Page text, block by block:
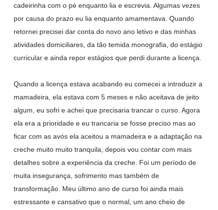
cadeirinha com o pé enquanto lia e escrevia. Algumas vezes
por causa do prazo eu lia enquanto amamentava. Quando
retornei precisei dar conta do novo ano letivo e das minhas
atividades domiciliares, da tão temida monografia, do estágio
curricular e ainda repor estágios que perdi durante a licença.
Quando a licença estava acabando eu comecei a introduzir a
mamadeira, ela estava com 5 meses e não aceitava de jeito
algum, eu sofri e achei que precisaria trancar o curso. Agora
ela era a prioridade e eu trancaria se fosse preciso mas ao
ficar com as avós ela aceitou a mamadeira e a adaptação na
creche muito muito tranquila, depois vou contar com mais
detalhes sobre a experiência da creche. Foi um período de
muita insegurança, sofrimento mas também de
transformação. Meu último ano de curso foi ainda mais
estressante e cansativo que o normal, um ano cheio de